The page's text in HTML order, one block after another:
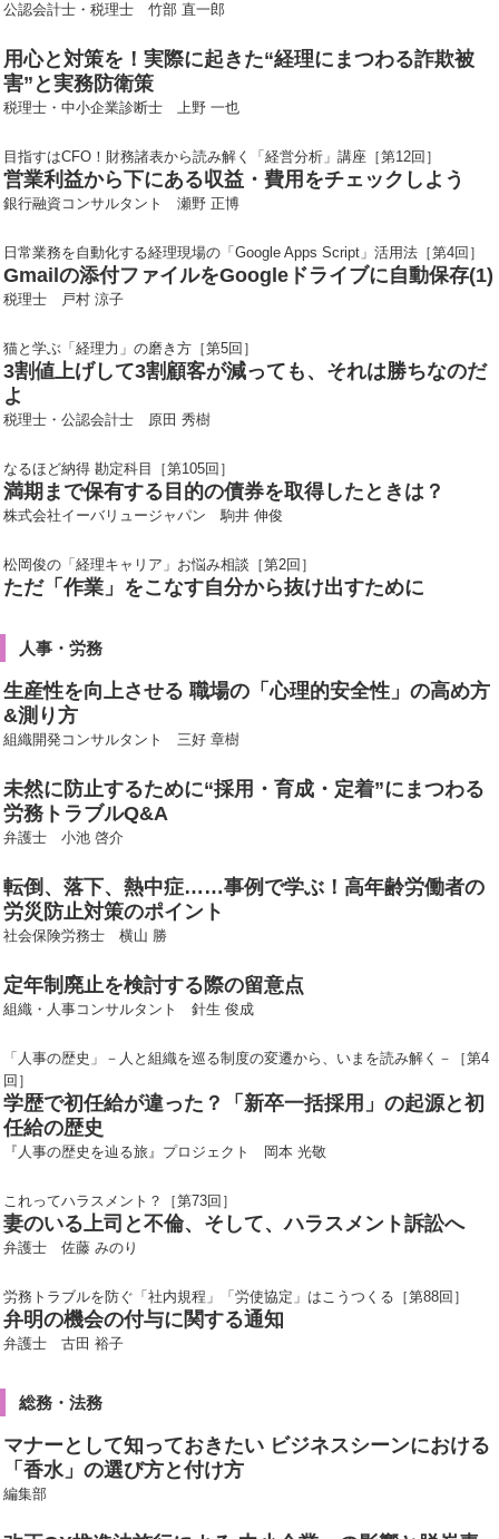
公認会計士・税理士 竹部 直一郎
用心と対策を！実際に起きた“経理にまつわる詐欺被
害”と実務防衛策
税理士・中小企業診断士 上野 一也
目指すはCFO！財務諸表から読み解く「経営分析」講座［第12回］
営業利益から下にある収益・費用をチェックしよう
銀行融資コンサルタント 瀬野 正博
日常業務を自動化する経理現場の「Google Apps Script」活用法［第4回］
Gmailの添付ファイルをGoogleドライブに自動保存(1)
税理士 戸村 涼子
猫と学ぶ「経理力」の磨き方［第5回］
3割値上げして3割顧客が減っても、それは勝ちなのだ
よ
税理士・公認会計士 原田 秀樹
なるほど納得 勘定科目［第105回］
満期まで保有する目的の債券を取得したときは？
株式会社イーバリュージャパン 駒井 伸俊
松岡俊の「経理キャリア」お悩み相談［第2回］
ただ「作業」をこなす自分から抜け出すために
人事・労務
生産性を向上させる 職場の「心理的安全性」の高め方
&測り方
組織開発コンサルタント 三好 章樹
未然に防止するために“採用・育成・定着”にまつわる
労務トラブルQ&A
弁護士 小池 啓介
転倒、落下、熱中症……事例で学ぶ！高年齢労働者の
労災防止対策のポイント
社会保険労務士 横山 勝
定年制廃止を検討する際の留意点
組織・人事コンサルタント 針生 俊成
「人事の歴史」－人と組織を巡る制度の変遷から、いまを読み解く－［第4
回］
学歴で初任給が違った？「新卒一括採用」の起源と初
任給の歴史
『人事の歴史を辿る旅』プロジェクト 岡本 光敬
これってハラスメント？［第73回］
妻のいる上司と不倫、そして、ハラスメント訴訟へ
弁護士 佐藤 みのり
労務トラブルを防ぐ「社内規程」「労使協定」はこうつくる［第88回］
弁明の機会の付与に関する通知
弁護士 古田 裕子
総務・法務
マナーとして知っておきたい ビジネスシーンにおける
「香水」の選び方と付け方
編集部